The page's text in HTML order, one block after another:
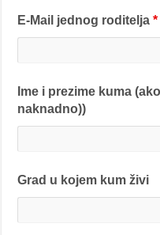
E-Mail jednog roditelja*
Ime i prezime kuma
naknadno))
Grad u kojem kum živi